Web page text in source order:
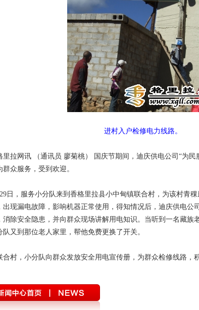
进村入户检修电力线路。
里拉网讯 （通讯员 廖菊桃）
国庆节期间，迪庆供电公司“为
群众服务，受到欢迎。
日，服务小分队来到香格里拉县小中甸镇联合村，为该村青
出现漏电故障，影响机器正常使用，得知情况后，迪庆供电公
消除安全隐患，并向群众现场讲解用电知识。当听到一名藏族
队又到那位老人家里，帮他免费更换了开关。
合村，小分队向群众发放安全用电宣传册，为群众检修线路，